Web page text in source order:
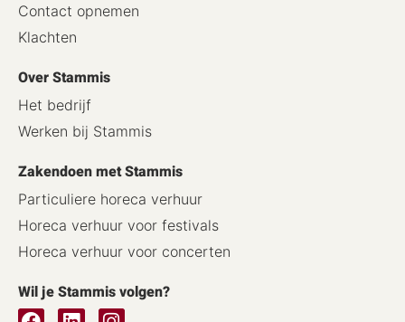
Contact opnemen
Klachten
Over Stammis
Het bedrijf
Werken bij Stammis
Zakendoen met Stammis
Particuliere horeca verhuur
Horeca verhuur voor festivals
Horeca verhuur voor concerten
Wil je Stammis volgen?